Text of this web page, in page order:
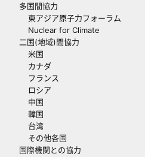
多国間協力
東アジア原子力フォーラム
Nuclear for Climate
二国(地域)間協力
米国
カナダ
フランス
ロシア
中国
韓国
台湾
その他各国
国際機関との協力